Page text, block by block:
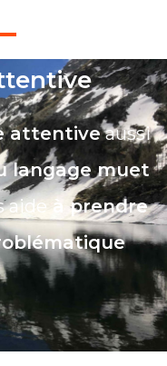
attentiveaussi
langage muet
aide à prendre